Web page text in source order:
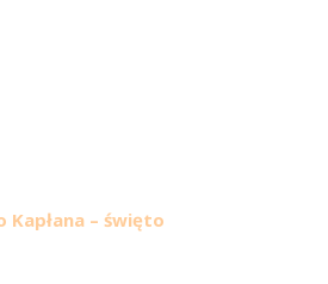
Kapłana – święto